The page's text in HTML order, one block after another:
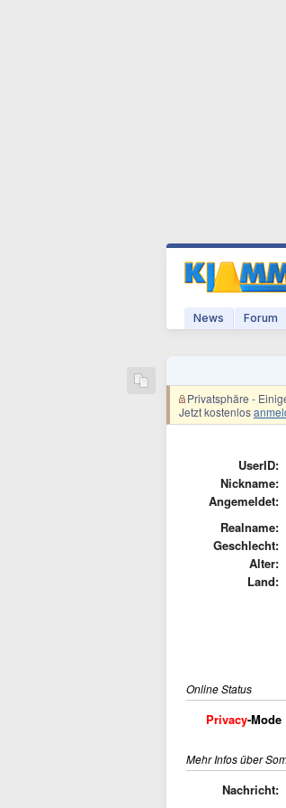
News Forum
Privatsphäre -
Jetzt kostenlos
UserID:
Nickname:
Angemeldet:
Realname:
Geschlecht:
Alter:
Land:
Online Status
Privacy-Mode
Mehr Infos über
Nachricht: